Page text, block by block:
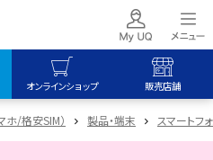
オンラインショップ 販売店舗
ホ/格安SIM） 製品・端末 スマートフ